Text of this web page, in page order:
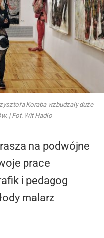
Koraba wzbudzały duże
| Fot. Wit Hadło
na podwójne
prace
i pedagog
malarz